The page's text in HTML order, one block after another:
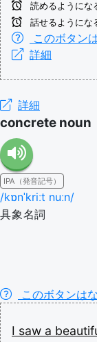
読めるようにな
話せるようにな
このボタン
詳細
詳細
concrete noun
IPA（発音記号）
/kɒnˈkriːt nuːn/
具象名詞
このボタンは
I saw a